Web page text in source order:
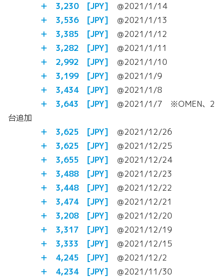
＋ 3,230 [JPY] ＠2021/1/14
＋ 3,536 [JPY] ＠2021/1/13
＋ 3,385 [JPY] ＠2021/1/12
＋ 3,282 [JPY] ＠2021/1/11
＋ 2,992 [JPY] ＠2021/1/10
＋ 3,199 [JPY] ＠2021/1/9
＋ 3,434 [JPY] ＠2021/1/8
＋ 3,643 [JPY] ＠2021/1/7 ※OMEN、2
台追加
＋ 3,625 [JPY] ＠2021/12/26
＋ 3,625 [JPY] ＠2021/12/25
＋ 3,655 [JPY] ＠2021/12/24
＋ 3,488 [JPY] ＠2021/12/23
＋ 3,448 [JPY] ＠2021/12/22
＋ 3,474 [JPY] ＠2021/12/21
＋ 3,208 [JPY] ＠2021/12/20
＋ 3,317 [JPY] ＠2021/12/19
＋ 3,333 [JPY] ＠2021/12/15
＋ 4,245 [JPY] ＠2021/12/2
＋ 4,234 [JPY] ＠2021/11/30